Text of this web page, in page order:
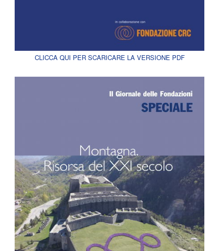
CLICCA QUI PER SCARICARE LA VERSIONE PDF